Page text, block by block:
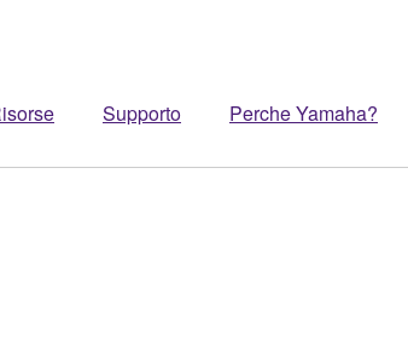
Supporto Perche Yamaha?